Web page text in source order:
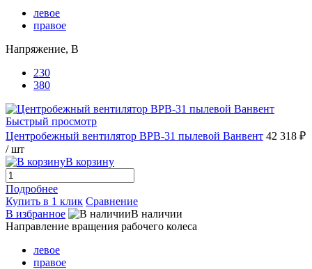
левое
правое
Напряжение, В
230
380
Быстрый просмотр
Центробежный вентилятор ВРВ-31 пылевой Ванвент 42 318 ₽
/ шт
В корзину
Подробнее
Купить в 1 клик Сравнение
В избранное
В наличии
Направление вращения рабочего колеса
левое
правое